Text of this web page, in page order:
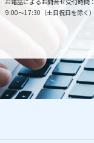
9:00〜17:30（土日祝日を除く）